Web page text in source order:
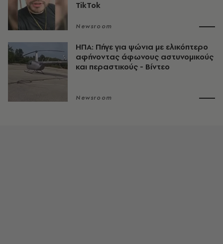
TikTok
Newsroom
ΗΠΑ: Πήγε για ψώνια με ελικόπτερο
αφήνοντας άφωνους αστυνομικούς
και περαστικούς - Βίντεο
Newsroom